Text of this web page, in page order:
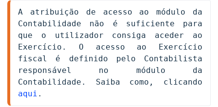
A atribuição de acesso ao módulo da
Contabilidade não é suficiente para
que o utilizador consiga aceder ao
Exercício. O acesso ao Exercício
fiscal é definido pelo Contabilista
responsável no módulo da
aqui .